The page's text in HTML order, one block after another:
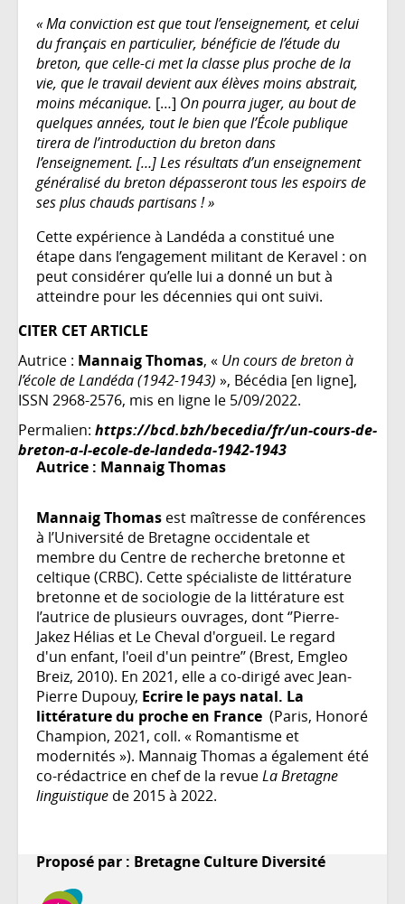
« Ma conviction est que tout l’enseignement, et celui
du français en particulier, bénéficie de l’étude du
breton, que celle-ci met la classe plus proche de la
vie, que le travail devient aux élèves moins abstrait,
moins mécanique. […] On pourra juger, au bout de
quelques années, tout le bien que l’École publique
tirera de l’introduction du breton dans
l’enseignement. […] Les résultats d’un enseignement
généralisé du breton dépasseront tous les espoirs de
ses plus chauds partisans ! »
Cette expérience à Landéda a constitué une
étape dans l’engagement militant de Keravel : on
peut considérer qu’elle lui a donné un but à
atteindre pour les décennies qui ont suivi.
CITER CET ARTICLE
Autrice : Mannaig Thomas, « Un cours de breton à
l’école de Landéda (1942-1943) », Bécédia [en ligne],
ISSN 2968-2576, mis en ligne le 5/09/2022.
Permalien: https://bcd.bzh/becedia/fr/un-cours-de-
breton-a-l-ecole-de-landeda-1942-1943
Autrice : Mannaig Thomas
Mannaig Thomas est maîtresse de conférences
à l’Université de Bretagne occidentale et
membre du Centre de recherche bretonne et
celtique (CRBC). Cette spécialiste de littérature
bretonne et de sociologie de la littérature est
l’autrice de plusieurs ouvrages, dont ‘’Pierre-
Jakez Hélias et Le Cheval d'orgueil. Le regard
d'un enfant, l'oeil d'un peintre’’ (Brest, Emgleo
Breiz, 2010). En 2021, elle a co-dirigé avec Jean-
Pierre Dupouy, Ecrire le pays natal. La
littérature du proche en France (Paris, Honoré
Champion, 2021, coll. « Romantisme et
modernités »). Mannaig Thomas a également été
co-rédactrice en chef de la revueLa Bretagne
linguistique de 2015 à 2022.
Proposé par : Bretagne Culture Diversité